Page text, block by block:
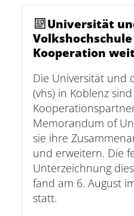
Universität
Kooperation
Die Universität und
(vhs) in Koblenz
Memorandum of
sie ihre
und erweitern. Die
Unterzeichnung
fand am 6. August
statt.
mark
key
the
keyboard
shortcuts
for
changing
dates.